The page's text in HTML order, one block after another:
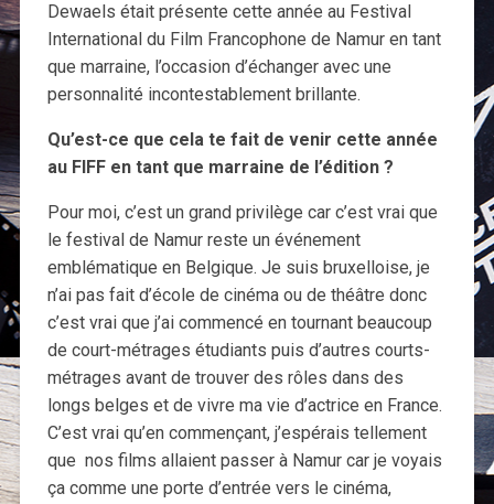
Dewaels était présente cette année au Festival
International du Film Francophone de Namur en tant
que marraine, l’occasion d’échanger avec une
personnalité incontestablement brillante.
Qu’est-ce que cela te fait de venir cette année
au FIFF en tant que marraine de l’édition ?
Pour moi, c’est un grand privilège car c’est vrai que
le festival de Namur reste un événement
emblématique en Belgique. Je suis bruxelloise, je
n’ai pas fait d’école de cinéma ou de théâtre donc
c’est vrai que j’ai commencé en tournant beaucoup
de court-métrages étudiants puis d’autres courts-
métrages avant de trouver des rôles dans des
longs belges et de vivre ma vie d’actrice en France.
C’est vrai qu’en commençant, j’espérais tellement
que nos films allaient passer à Namur car je voyais
ça comme une porte d’entrée vers le cinéma,